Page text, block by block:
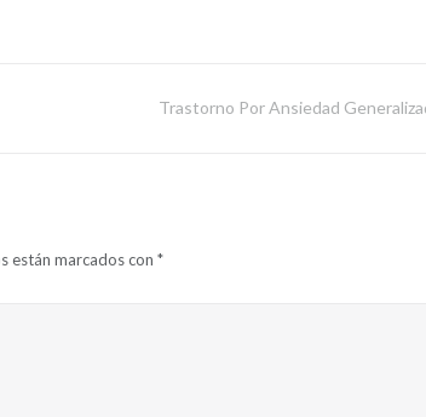
Trastorno Por Ansiedad
están marcados con *